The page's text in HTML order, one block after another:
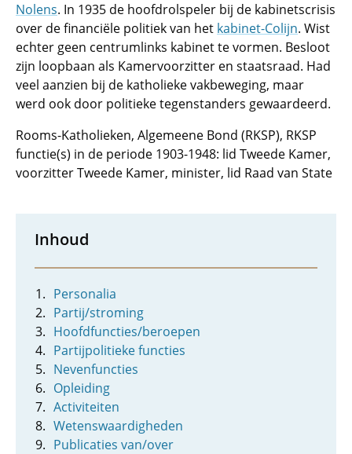
Nolens. In 1935 de hoofdrolspeler bij de kabinetscrisis
over de financiële politiek van het kabinet-Colijn. Wist
echter geen centrumlinks kabinet te vormen. Besloot
zijn loopbaan als Kamervoorzitter en staatsraad. Had
veel aanzien bij de katholieke vakbeweging, maar
werd ook door politieke tegenstanders gewaardeerd.
Rooms-Katholieken, Algemeene Bond (RKSP), RKSP
functie(s) in de periode 1903-1948: lid Tweede Kamer,
voorzitter Tweede Kamer, minister, lid Raad van State
Inhoud
Personalia
Partij/stroming
Hoofdfuncties/beroepen
Partijpolitieke functies
Nevenfuncties
Opleiding
Activiteiten
Wetenswaardigheden
Publicaties van/over